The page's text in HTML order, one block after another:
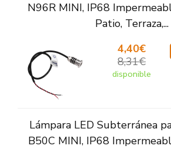
N96R MINI, IP68
Patio, Terraza,...
4,40€
8,31€
disponible
Lámpara LED Subterránea
B50C MINI, IP68